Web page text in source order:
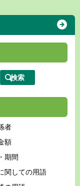
者
額
期間
関しての用語